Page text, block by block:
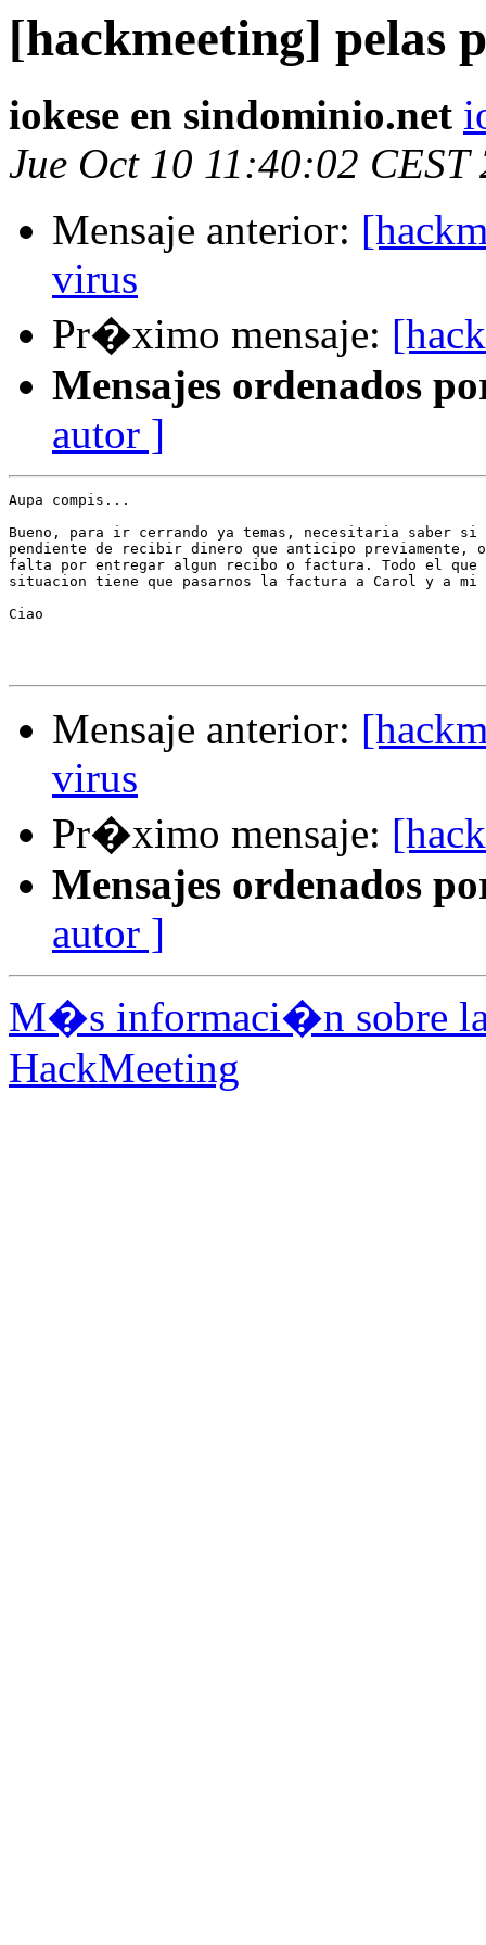
[hackmeeting] pelas
iokese en sindominio.net
Jue Oct 10 11:40:02 CEST
Mensaje anterior:
virus
Pr�ximo mensaje:
Mensajes ordenados
autor ]
Aupa compis...
Bueno, para ir cerrando ya temas, necesitaria saber
pendiente de recibir dinero que anticipo
falta por entregar algun recibo o factura. Todo el que
situacion tiene que pasarnos la factura a Carol y a
Ciao
Mensaje anterior:
virus
Pr�ximo mensaje:
Mensajes ordenados
autor ]
M�s informaci�n sobre
HackMeeting